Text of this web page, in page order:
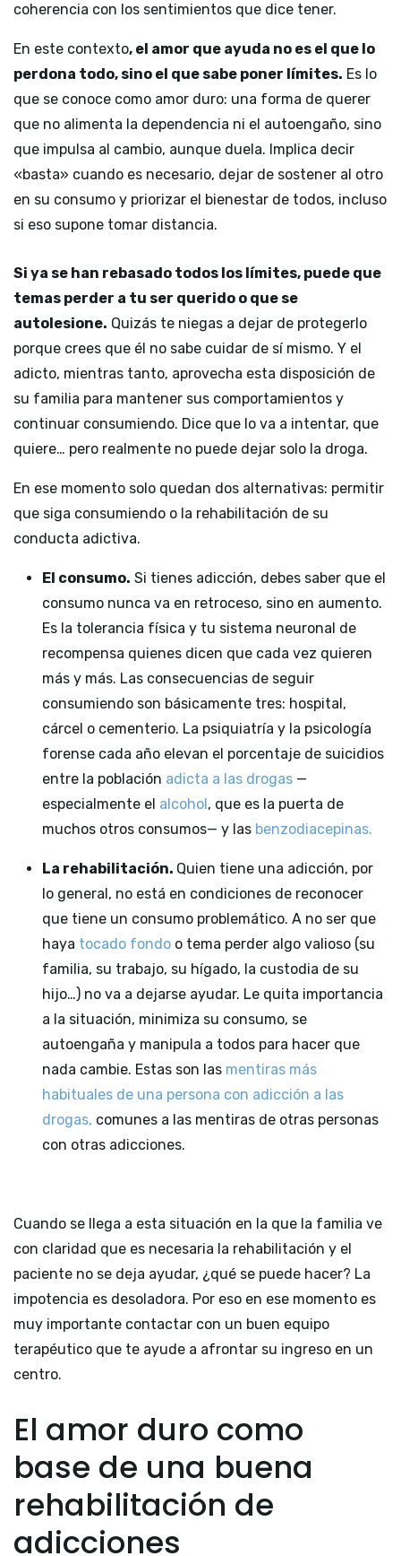
coherencia con los sentimientos que dice tener.
En este contexto, el amor que ayuda no es el que lo
perdona todo, sino el que sabe poner límites. Es lo
que se conoce como amor duro: una forma de querer
que no alimenta la dependencia ni el autoengaño, sino
que impulsa al cambio, aunque duela. Implica decir
«basta» cuando es necesario, dejar de sostener al otro
en su consumo y priorizar el bienestar de todos, incluso
si eso supone tomar distancia.
Si ya se han rebasado todos los límites, puede que
temas perder a tu ser querido o que se
autolesione. Quizás te niegas a dejar de protegerlo
porque crees que él no sabe cuidar de sí mismo. Y el
adicto, mientras tanto, aprovecha esta disposición de
su familia para mantener sus comportamientos y
continuar consumiendo. Dice que lo va a intentar, que
quiere… pero realmente no puede dejar solo la droga.
En ese momento solo quedan dos alternativas: permitir
que siga consumiendo o la rehabilitación de su
conducta adictiva.
El consumo. Si tienes adicción, debes saber que el
consumo nunca va en retroceso, sino en aumento.
Es la tolerancia física y tu sistema neuronal de
recompensa quienes dicen que cada vez quieren
más y más. Las consecuencias de seguir
consumiendo son básicamente tres: hospital,
cárcel o cementerio. La psiquiatría y la psicología
forense cada año elevan el porcentaje de suicidios
entre la población adicta a las drogas —
especialmente el alcohol , que es la puerta de
muchos otros consumos— y las benzodiacepinas.
La rehabilitación. Quien tiene una adicción, por
lo general, no está en condiciones de reconocer
que tiene un consumo problemático. A no ser que
haya tocado fondo o tema perder algo valioso (su
familia, su trabajo, su hígado, la custodia de su
hijo…) no va a dejarse ayudar. Le quita importancia
a la situación, minimiza su consumo, se
autoengaña y manipula a todos para hacer que
nada cambie. Estas son las mentiras más
habituales de una persona con adicción a las
drogas, comunes a las mentiras de otras personas
con otras adicciones.
Cuando se llega a esta situación en la que la familia ve
con claridad que es necesaria la rehabilitación y el
paciente no se deja ayudar, ¿qué se puede hacer? La
impotencia es desoladora. Por eso en ese momento es
muy importante contactar con un buen equipo
terapéutico que te ayude a afrontar su ingreso en un
centro.
El amor duro como
base de una buena
rehabilitación de
adicciones